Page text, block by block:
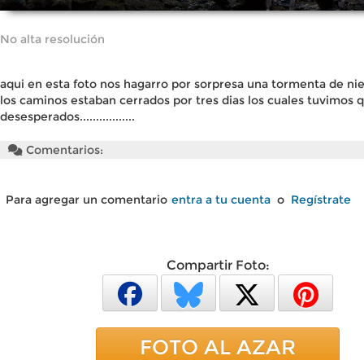
No alta resolución
aqui en esta foto nos hagarro por sorpresa una tormenta de
los caminos estaban cerrados por tres dias los cuales tuvimos
desesperados.................
Comentarios:
Para agregar un comentario entra a tu cuenta o Regístrate
Compartir Foto:
FOTO AL AZAR